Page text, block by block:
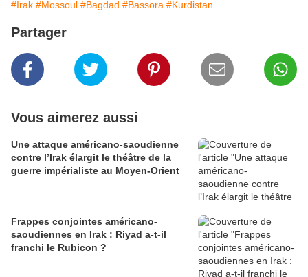
#Irak #Mossoul #Bagdad #Bassora #Kurdistan
Partager
Vous aimerez aussi
Une attaque américano-saoudienne
contre l’Irak élargit le théâtre de la
guerre impérialiste au Moyen-Orient
Frappes conjointes américano-
saoudiennes en Irak : Riyad a-t-il
franchi le Rubicon ?